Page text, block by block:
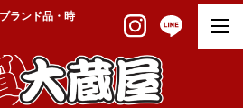
ランド品・時